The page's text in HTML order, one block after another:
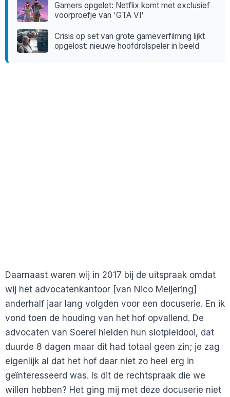
Gamers opgelet: Netflix komt met exclusief
voorproefje van 'GTA VI'
Crisis op set van grote gameverfilming lijkt
opgelost: nieuwe hoofdrolspeler in beeld
Daarnaast waren wij in 2017 bij de uitspraak omdat
wij het advocatenkantoor [van Nico Meijering]
anderhalf jaar lang volgden voor een docuserie. En ik
vond toen de houding van het hof opvallend. De
advocaten van Soerel hielden hun slotpleidooi, dat
duurde 8 dagen maar dit had totaal geen zin; je zag
eigenlijk al dat het hof daar niet zo heel erg in
geïnteresseerd was. Is dit de rechtspraak die we
willen hebben? Het ging mij met deze docuserie niet